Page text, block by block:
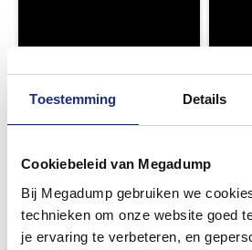
Toestemming Details
Cookiebeleid van Megadump
Bij Megadump gebruiken we
technieken om onze website goed
je ervaring te verbeteren, en